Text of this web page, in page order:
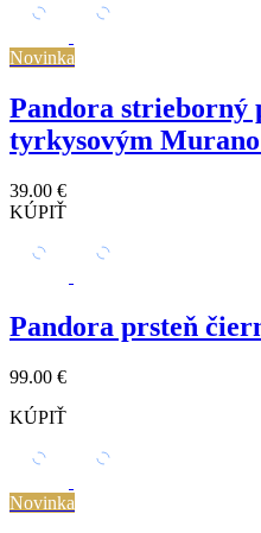
Novinka
Pandora strieborný
tyrkysovým
39.00 €
KÚPIŤ
Pandora prsteň
99.00 €
KÚPIŤ
Novinka